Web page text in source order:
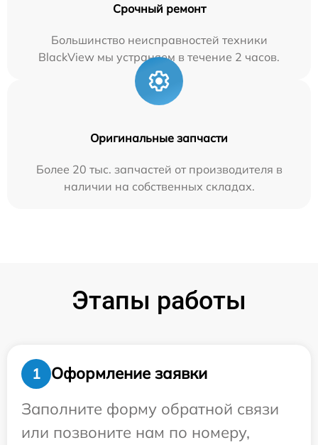
Срочный ремонт
Большинство неисправностей техники
BlackView мы устраняем в течение 2 часов.
Оригинальные запчасти
Более 20 тыс. запчастей от производителя в
наличии на собственных складах.
Этапы работы
1
Оформление заявки
Заполните форму обратной связи
или позвоните нам по номеру,